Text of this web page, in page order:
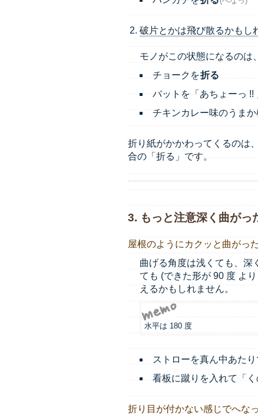
破片とかは飛び散るかもし
モノがこの状態になるのは
チョークを折る
バットを「あちょーっ !!
チキンカレー味のうまか
折り紙がかかわってくるのは
合の「折る」です。
3. もっと注意深く曲がっ
屋根のようにカクッと曲がっ
曲げる角度は浅くても、深
ても (できた形が 90 度 よ
えるかもしれません。
水平は 180 度
ストローを真ん中あた
看板に蹴りを入れて「く
折り目が付かない感じでへな